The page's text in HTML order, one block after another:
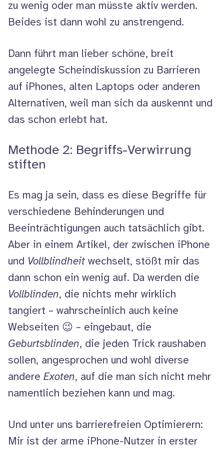
zu wenig oder man müsste aktiv werden.
Beides ist dann wohl zu anstrengend.
Dann führt man lieber schöne, breit
angelegte Scheindiskussion zu Barrieren
auf iPhones, alten Laptops oder anderen
Alternativen, weil man sich da auskennt und
das schon erlebt hat.
Methode 2: Begriffs-Verwirrung
stiften
Es mag ja sein, dass es diese Begriffe für
verschiedene Behinderungen und
Beeinträchtigungen auch tatsächlich gibt.
Aber in einem Artikel, der zwischen iPhone
und Vollblindheit wechselt, stößt mir das
dann schon ein wenig auf. Da werden die
Vollblinden, die nichts mehr wirklich
tangiert – wahrscheinlich auch keine
Webseiten 😉 – eingebaut, die
Geburtsblinden, die jeden Trick raushaben
sollen, angesprochen und wohl diverse
andere Exoten, auf die man sich nicht mehr
namentlich beziehen kann und mag.
Und unter uns barrierefreien Optimierern:
Mir ist der arme iPhone-Nutzer in erster